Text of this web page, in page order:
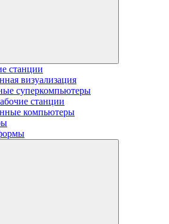
станции
визуализация
суперкомпьютеры
станции
компьютеры